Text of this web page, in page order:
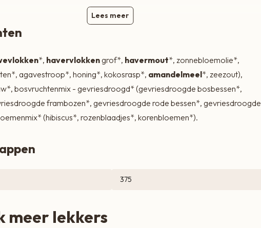
Lees meer
*, havervlokkengrof*, havermout*, zonnebloemolie*,
agavestroop*, honing*, kokosrasp*, amandelmeel*, zeezout),
bosvruchtenmix - gevriesdroogd* (gevriesdroogde bosbessen*,
frambozen*, gevriesdroogde rode bessen*, gevriesdroogde
(hibiscus*, rozenblaadjes*, korenbloemen*).
375
meer lekkers